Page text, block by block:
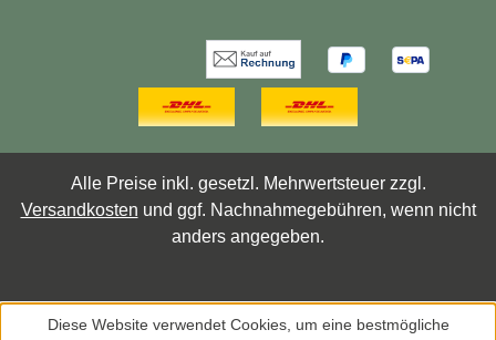
Alle Preise inkl. gesetzl. Mehrwertsteuer zzgl.
Versandkosten und ggf. Nachnahmegebühren, wenn nicht
anders angegeben.
Diese Website verwendet Cookies, um eine bestmögliche